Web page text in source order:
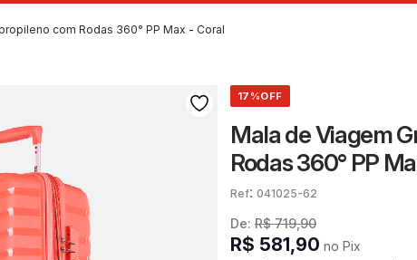
com Rodas 360° PP Max - Coral
17%OFF
Mala de Viagem
Rodas 360° PP
: 041025-62
De: R$ 719,90
R$ 581,90 no Pix